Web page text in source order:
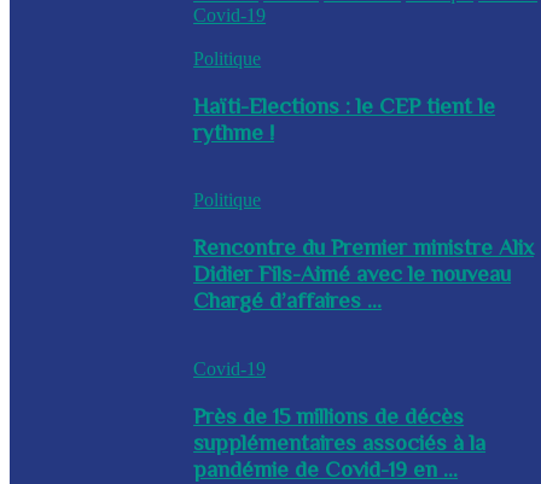
Covid-19
Politique
Haïti-Elections : le CEP tient le
rythme !
Politique
Rencontre du Premier ministre Alix
Didier Fils-Aimé avec le nouveau
Chargé d’affaires ...
Covid-19
Près de 15 millions de décès
supplémentaires associés à la
pandémie de Covid-19 en ...